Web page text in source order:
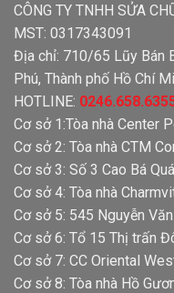
CÔNG TY TNHH SỬA
MST: 0317343091
Địa chỉ: 710/65 Lũy Bán
Phú, Thành phố Hồ Chí
HOTLINE:
Cơ sở 1:Tòa nhà Center
Cơ sở 2: Tòa nhà CTM
Cơ sở 3: Số 3 Cao Bá
Cơ sở 4: Tòa nhà
Cơ sở 5: 545 Nguyễn
Cơ sở 6: Tổ 15 Thị trấn
Cơ sở 7: CC Oriental
Cơ sở 8: Tòa nhà Hồ